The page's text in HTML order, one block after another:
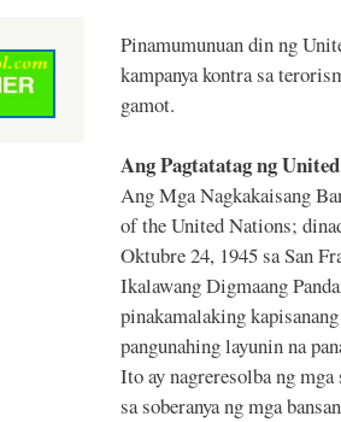
Pinamumunuan din ng
kampanya kontra sa
gamot.
Ang Pagtatatag ng
Ang Mga Nagkakaisang
of the United Nations;
Oktubre 24, 1945 sa San
Ikalawang Digmaang
pinakamalaking
pangunahing layunin na
Ito ay nagreresolba ng
sa soberanya ng mga